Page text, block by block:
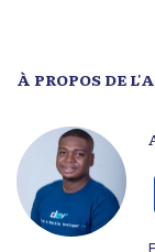
À PROPOS DE